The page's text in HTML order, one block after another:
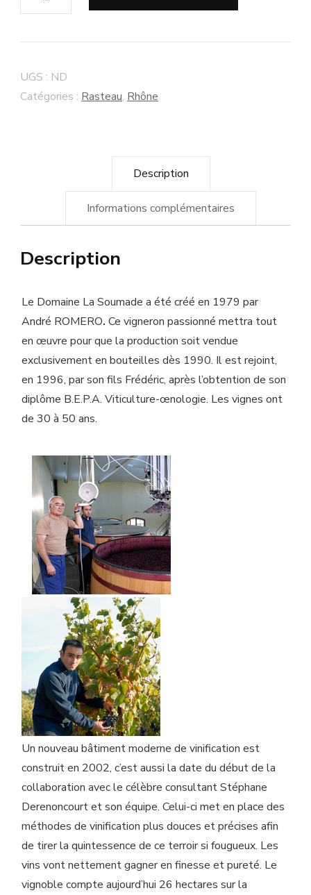
Confiance"
Domaine
UGS : ND
Catégories : Rasteau, Rhône
Description
Informations complémentaires
Description
Le Domaine La Soumade a été créé en 1979 par
André ROMERO. Ce vigneron passionné mettra tout
en œuvre pour que la production soit vendue
exclusivement en bouteilles dès 1990. Il est rejoint,
en 1996, par son fils Frédéric, après l’obtention de son
diplôme B.E.P.A. Viticulture-œnologie. Les vignes ont
de 30 à 50 ans.
Un nouveau bâtiment moderne de vinification est
construit en 2002, c’est aussi la date du début de la
collaboration avec le célèbre consultant Stéphane
Derenoncourt et son équipe. Celui-ci met en place des
méthodes de vinification plus douces et précises afin
de tirer la quintessence de ce terroir si fougueux. Les
vins vont nettement gagner en finesse et pureté. Le
vignoble compte aujourd’hui 26 hectares sur la